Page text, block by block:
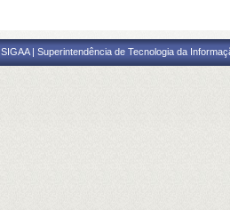
SIGAA | Superintendência de Tecnologia da